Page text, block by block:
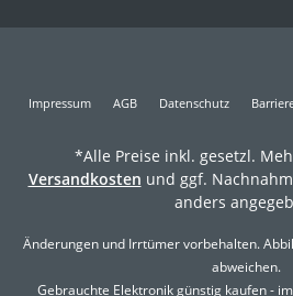
Impressum AGB Datenschutz
*Alle Preise inkl. gesetzl.
Versandkosten und ggf.
anders
Änderungen und Irrtümer vorbehalten.
abweichen.
Gebrauchte Elektronik günstig kaufen -